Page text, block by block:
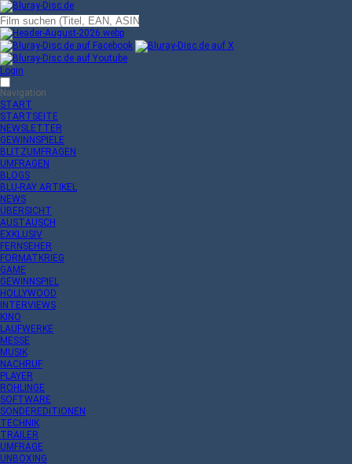
Login
Navigation
START
STARTSEITE
NEWSLETTER
GEWINNSPIELE
BLITZUMFRAGEN
UMFRAGEN
BLOGS
BLU-RAY ARTIKEL
NEWS
ÜBERSICHT
AUSTAUSCH
EXKLUSIV
FERNSEHER
FORMATKRIEG
GAME
GEWINNSPIEL
HOLLYWOOD
INTERVIEWS
KINO
LAUFWERKE
MESSE
MUSIK
NACHRUF
PLAYER
ROHLINGE
SOFTWARE
SONDEREDITIONEN
TECHNIK
TRAILER
UMFRAGE
UNBOXING